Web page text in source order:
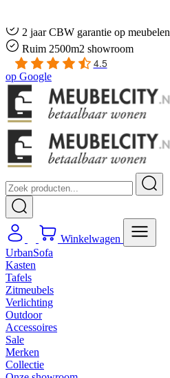
2 jaar CBW garantie op meubelen
Ruim 2500m2 showroom
4.5
op Google
Winkelwagen
UrbanSofa
Kasten
Tafels
Zitmeubels
Verlichting
Outdoor
Accessoires
Sale
Merken
Collectie